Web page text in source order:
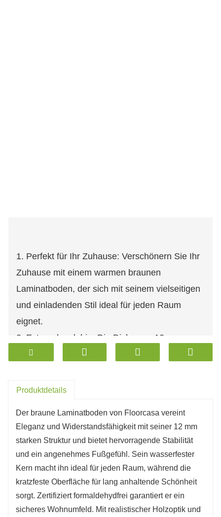
1. Perfekt für Ihr Zuhause: Verschönern Sie Ihr
Zuhause mit einem warmen braunen
Laminatboden, der sich mit seinem vielseitigen
und einladenden Stil ideal für jeden Raum
eignet.
2. Extrem langlebig: Die Dicke von 12 mm
bietet hervorragende Widerstandsfähigkeit
sodass Böden jahrelang wie neu aussehen.
Flüssigkeiten und Feuchtigkeit, perfekt für
Küchen, Badezimmer und stark frequentierte
Bereiche.
4. Familiensicher: Zertifiziertes Null-
Formaldehyd sorgt für eine gesunde und
Produktdetails
Der braune Laminatboden von Floorcasa vereint
Eleganz und Widerstandsfähigkeit mit seiner 12 mm
starken Struktur und bietet hervorragende Stabilität
und ein angenehmes Fußgefühl. Sein wasserfester
Kern macht ihn ideal für jeden Raum, während die
kratzfeste Oberfläche für lang anhaltende Schönheit
sorgt. Zertifiziert formaldehydfrei garantiert er ein
sicheres Wohnumfeld. Mit realistischer Holzoptik und